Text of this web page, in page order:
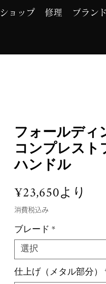
ショップ 修理 ブラン
フォールデ
コンプレス
ハンドル
¥23,650より
価
格
消費税込み
ブレード*
選択
仕上げ（メタル部分）